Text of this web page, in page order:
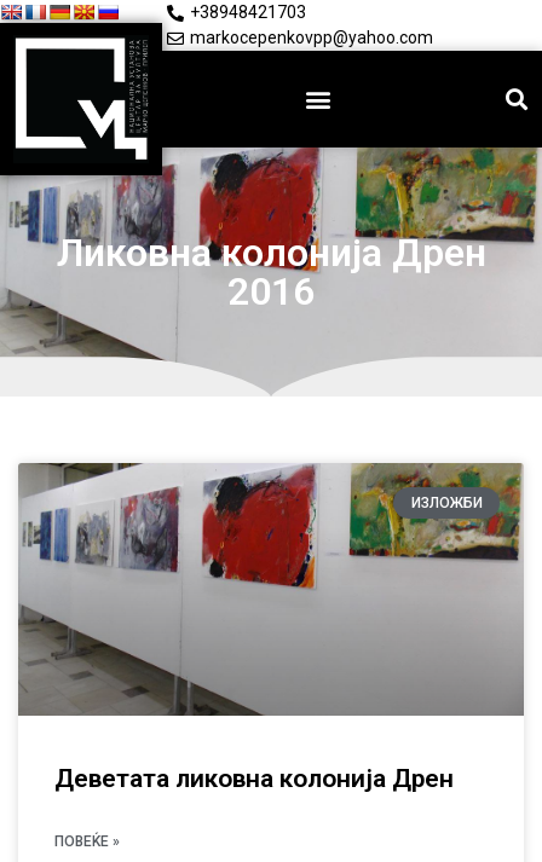
+38948421703
markocepenkovpp@yahoo.com
Ликовна колонија Дрен
2016
ИЗЛОЖБИ
Деветата ликовна колонија Дрен
ПОВЕЌЕ »